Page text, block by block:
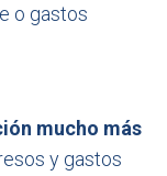
o gastos
mucho más
y gastos